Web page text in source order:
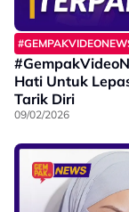
Hati Untuk
Tarik Diri
09/02/2026